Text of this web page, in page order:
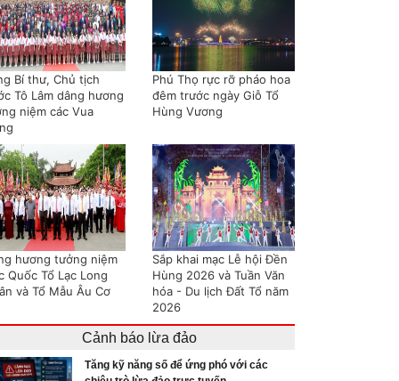
Bí thư, Chủ tịch
Tô Lâm dâng hương
niệm các Vua
Phú Thọ rực rỡ pháo hoa
đêm trước ngày Giỗ Tổ
Hùng Vương
hương tưởng niệm
Quốc Tổ Lạc Long
và Tổ Mẫu Âu Cơ
Sắp khai mạc Lễ hội Đền
Hùng 2026 và Tuần Văn
hóa - Du lịch Đất Tổ năm
2026
Cảnh báo lừa đảo
Tăng kỹ năng số để ứng phó với các